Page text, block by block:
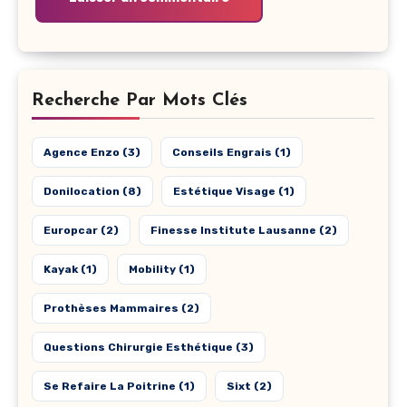
Recherche Par Mots Clés
Agence Enzo (3) Conseils Engrais (1)
Donilocation (8) Estétique Visage (1)
Europcar (2) Finesse Institute Lausanne (2)
Kayak (1) Mobility (1)
Prothèses Mammaires (2)
Questions Chirurgie Esthétique (3)
Se Refaire La Poitrine (1) Sixt (2)